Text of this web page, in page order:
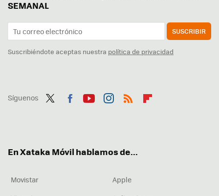
SEMANAL
SUSCRIBIR
Suscribiéndote aceptas nuestra política de privacidad
Síguenos
En Xataka Móvil hablamos de...
Movistar
Apple